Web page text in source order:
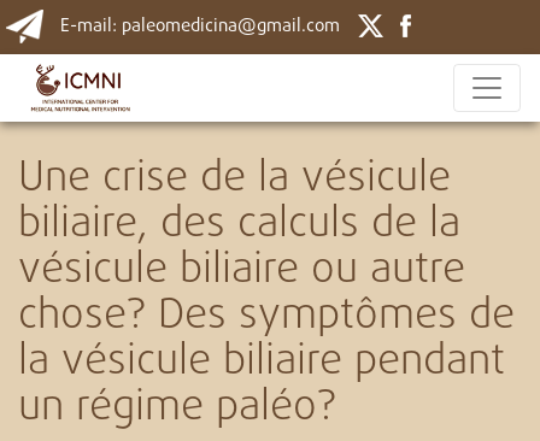
E-mail: paleomedicina@gmail.com
Une crise de la vésicule
biliaire, des calculs de la
vésicule biliaire ou autre
chose? Des symptômes de
la vésicule biliaire pendant
un régime paléo?